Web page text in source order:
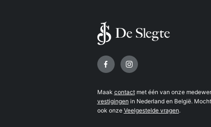
Volg ons op
Maak contactmet één van onze
vestigingen in Nederland en België.
ook onze Veelgestelde vragen.